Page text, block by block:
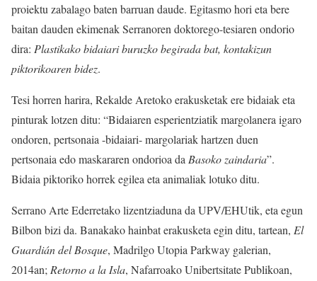
proiektu zabalago baten barruan daude. Egitasmo hori eta bere
baitan dauden ekimenak Serranoren doktorego-tesiaren ondorio
dira: Plastikako bidaiari buruzko begirada bat, kontakizun
piktorikoaren bidez.
Tesi horren harira, Rekalde Aretoko erakusketak ere bidaiak eta
pinturak lotzen ditu: “Bidaiaren esperientziatik margolanera igaro
ondoren, pertsonaia -bidaiari- margolariak hartzen duen
pertsonaia edo maskararen ondorioa da Basoko zaindaria”.
Bidaia piktoriko horrek egilea eta animaliak lotuko ditu.
Serrano Arte Ederretako lizentziaduna da UPV/EHUtik, eta egun
Bilbon bizi da. Banakako hainbat erakusketa egin ditu, tartean, El
Guardián del Bosque, Madrilgo Utopia Parkway galerian,
2014an; Retorno a la Isla, Nafarroako Unibertsitate Publikoan,